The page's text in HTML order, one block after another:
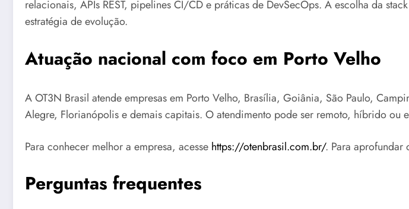
relacionais, APIs REST, pipelines CI/CD e práticas de DevSecOps. A escolha da
estratégia de evolução.
Atuação nacional com foco em Porto Velho
A OT3N Brasil atende empresas em Porto Velho, Brasília, Goiânia, São Paulo,
Alegre, Florianópolis e demais capitais. O atendimento pode ser remoto, híbrido ou
Para conhecer melhor a empresa, acesse https://otenbrasil.com.br/. Para aprofundar
Perguntas frequentes